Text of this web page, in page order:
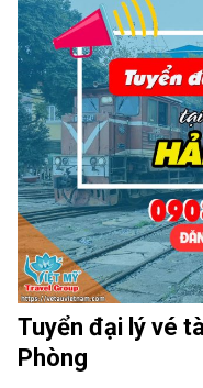
Tuyển đại lý vé
Phòng